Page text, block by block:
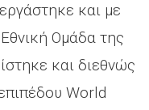
και με
Ομάδα της
και διεθνώς
World